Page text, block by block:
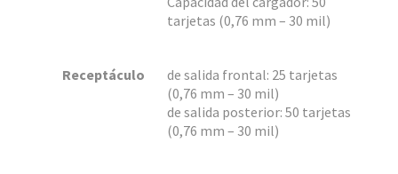
tarjetas (0,76 mm – 30 mil)
Receptáculo
de salida frontal: 25 tarjetas
(0,76 mm – 30 mil)
de salida posterior: 50 tarjetas
(0,76 mm – 30 mil)